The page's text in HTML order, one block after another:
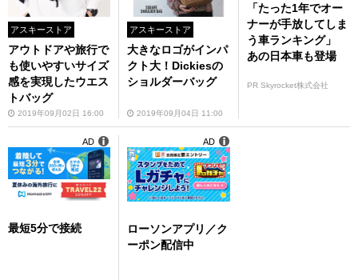
アスキーストア
アウトドアや旅行で
も使いやすいサイズ
感を実現したウエス
トバッグ
2019年09月02日 16:00
アスキーストア
大きなロゴがインパ
クト大！Dickiesの
ショルダーバッグ
2019年09月04日 11:00
「たった1年でオー
ナーが手放してしま
う車ランキング」
あの日本車も登場
PR Skyrocket株式会社
最短5分で接続
AD
ローソンアプリ／ク
ーポン配信中
AD